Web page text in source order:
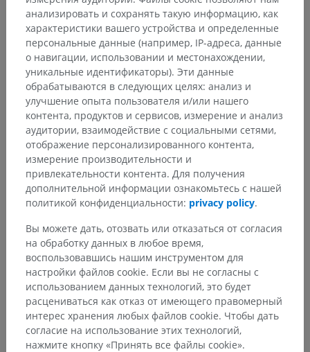
Основные структуры:Нет анатомических терминов,
относящихся к этой части тела
Нейроанатомия человека
Сравнительная анатомия
животных
Переводы
Заметили ошибку?
Не стесняйтесь предложить поправку, свою версию
перевода или решение по улучшению контента.
Сообщить об ошибке
анализировать и сохранять такую информацию, как
характеристики вашего устройства и определенные
персональные данные (например, IP-адреса, данные
о навигации, использовании и местонахождении,
уникальные идентификаторы). Эти данные
обрабатываются в следующих целях: анализ и
улучшение опыта пользователя и/или нашего
контента, продуктов и сервисов, измерение и анализ
аудитории, взаимодействие с социальными сетями,
отображение персонализированного контента,
измерение производительности и
привлекательности контента. Для получения
дополнительной информации ознакомьтесь с нашей
политикой конфиденциальности: privacy policy.
Вы можете дать, отозвать или отказаться от согласия
на обработку данных в любое время,
воспользовавшись нашим инструментом для
настройки файлов cookie. Если вы не согласны с
использованием данных технологий, это будет
расцениваться как отказ от имеющего правомерный
интерес хранения любых файлов cookie. Чтобы дать
согласие на использование этих технологий,
нажмите кнопку «Принять все файлы cookie».